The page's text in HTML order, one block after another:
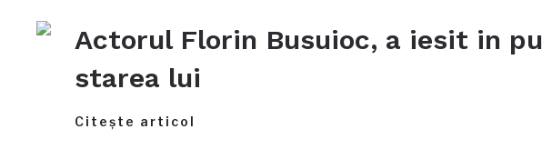
Actorul Florin Busuioc, a iesit in
starea lui
Citește articol